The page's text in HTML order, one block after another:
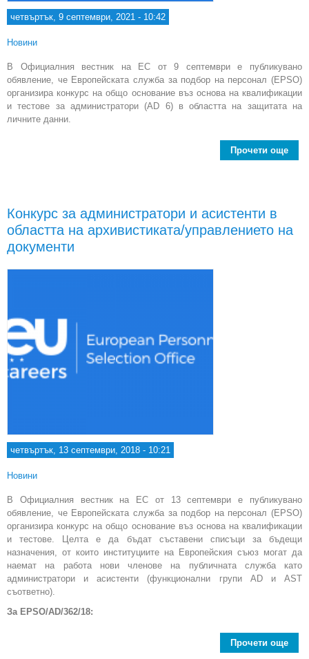
четвъртък, 9 септември, 2021 - 10:42
Новини
В Официалния вестник на ЕС от 9 септември е публикувано
обявление, че Европейската служба за подбор на персонал (EPSO)
организира конкурс на общо основание въз основа на квалификации
и тестове за администратори (AD 6) в областта на защитата на
личните данни.
Прочети още
Конкурс за администратори и асистенти в
областта на архивистикатa/управлениетo на
документи
четвъртък, 13 септември, 2018 - 10:21
Новини
В Официалния вестник на ЕС от 13 септември е публикувано
обявление, че Европейската служба за подбор на персонал (EPSO)
организира конкурс на общо основание въз основа на квалификации
и тестове. Целта е да бъдат съставени списъци за бъдещи
назначения, от които институциите на Европейския съюз могат да
наемат на работа нови членове на публичната служба като
администратори и асистенти (функционални групи AD и AST
съответно).
За EPSO/AD/362/18:
Прочети още